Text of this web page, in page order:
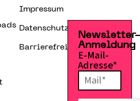
Impressum
Datenschutzerklärung
Barrierefreiheitserklärung
Anmeldung
E-Mail-
Adresse*